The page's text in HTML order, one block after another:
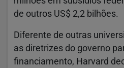
de outros US$ 2,2 bilhões.
Diferente de outras
as diretrizes do governo
financiamento, Harvard